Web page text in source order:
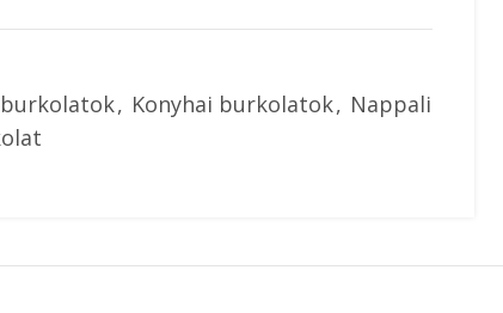
, Konyhai burkolatok, Nappali